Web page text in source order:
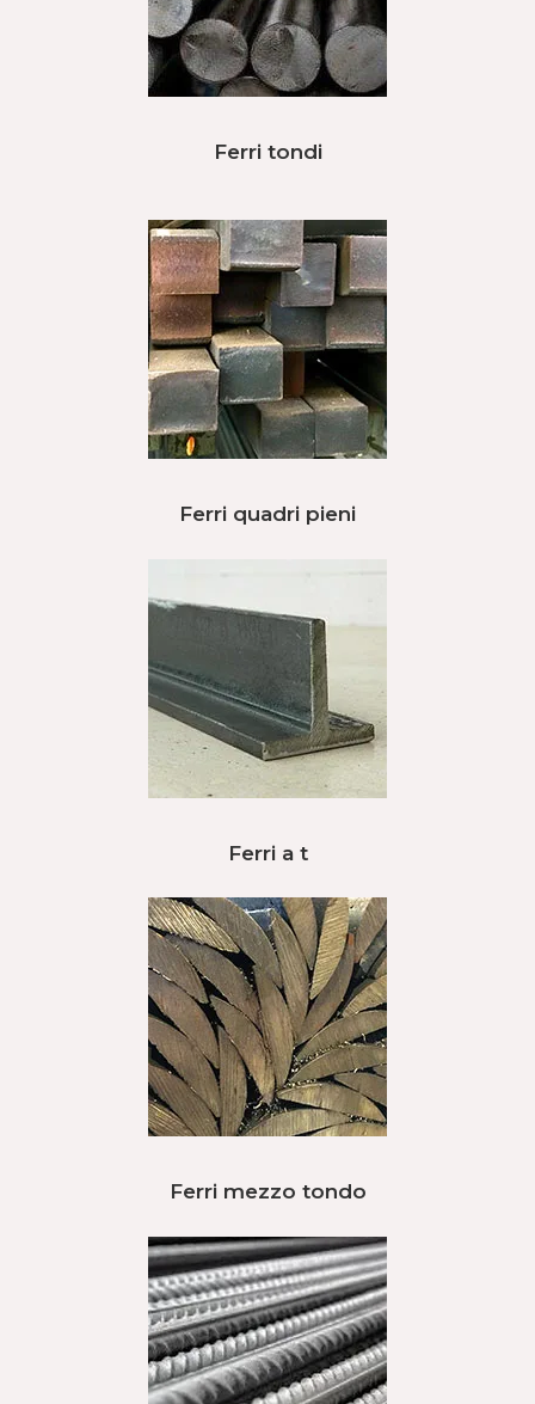
Ferri tondi
Ferri quadri pieni
Ferri a t
Ferri mezzo tondo